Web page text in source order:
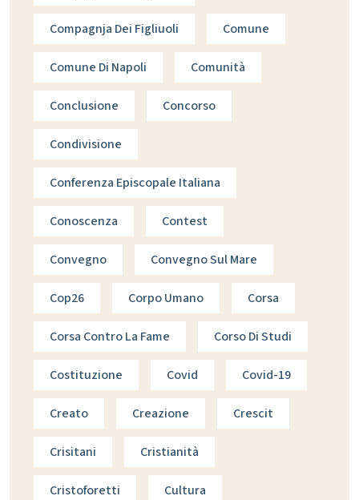
Compagnja Dei Figliuoli Comune
Comune Di Napoli Comunità
Conclusione Concorso
Condivisione
Conferenza Episcopale Italiana
Conoscenza Contest
Convegno Convegno Sul Mare
Cop26 Corpo Umano Corsa
Corsa Contro La Fame Corso Di Studi
Costituzione Covid Covid-19
Creato Creazione Crescit
Crisitani Cristianità
Cristoforetti Cultura